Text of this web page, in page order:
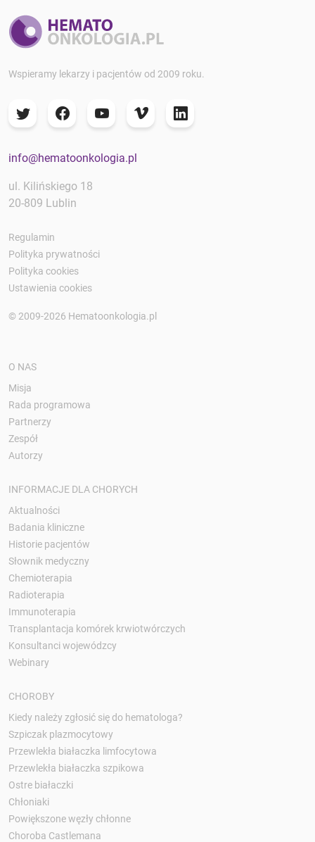
Wspieramy lekarzy i pacjentów od 2009 roku.
info@hematoonkologia.pl
ul. Kilińskiego 18
20-809 Lublin
Regulamin
Polityka prywatności
Polityka cookies
Ustawienia cookies
© 2009-2026 Hematoonkologia.pl
O NAS
Misja
Rada programowa
Partnerzy
Zespół
Autorzy
INFORMACJE DLA CHORYCH
Aktualności
Badania kliniczne
Historie pacjentów
Słownik medyczny
Chemioterapia
Radioterapia
Immunoterapia
Transplantacja komórek krwiotwórczych
Konsultanci wojewódzcy
Webinary
CHOROBY
Kiedy należy zgłosić się do hematologa?
Szpiczak plazmocytowy
Przewlekła białaczka limfocytowa
Przewlekła białaczka szpikowa
Ostre białaczki
Chłoniaki
Powiększone węzły chłonne
Choroba Castlemana